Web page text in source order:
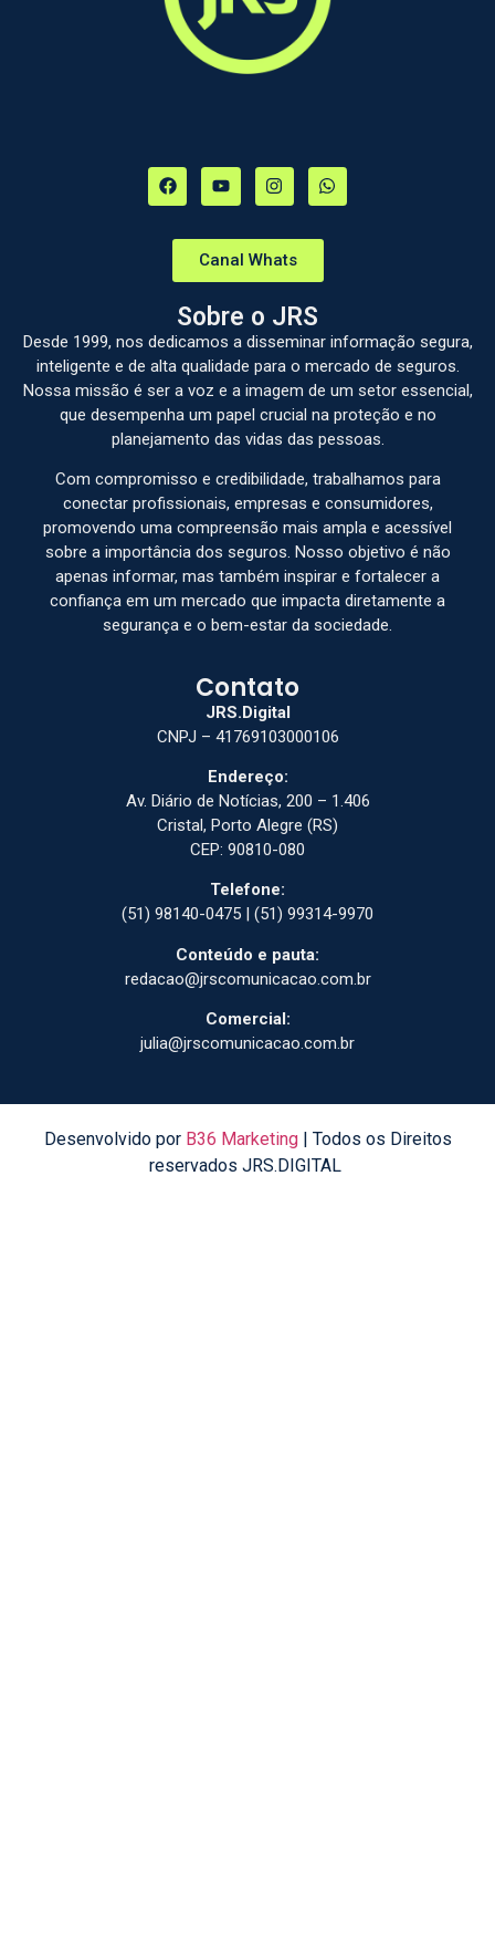
Canal Whats
Sobre o JRS
Desde 1999, nos dedicamos a disseminar informação segura,
inteligente e de alta qualidade para o mercado de seguros.
Nossa missão é ser a voz e a imagem de um setor essencial,
que desempenha um papel crucial na proteção e no
planejamento das vidas das pessoas.
Com compromisso e credibilidade, trabalhamos para
conectar profissionais, empresas e consumidores,
promovendo uma compreensão mais ampla e acessível
sobre a importância dos seguros. Nosso objetivo é não
apenas informar, mas também inspirar e fortalecer a
confiança em um mercado que impacta diretamente a
segurança e o bem-estar da sociedade.
Contato
JRS.Digital
CNPJ – 41769103000106
Endereço:
Av. Diário de Notícias, 200 – 1.406
Cristal, Porto Alegre (RS)
CEP: 90810-080
Telefone:
(51) 98140-0475 | (51) 99314-9970
Conteúdo e pauta:
redacao@jrscomunicacao.com.br
Comercial:
julia@jrscomunicacao.com.br
Desenvolvido por B36 Marketing| Todos os Direitos
reservados JRS.DIGITAL